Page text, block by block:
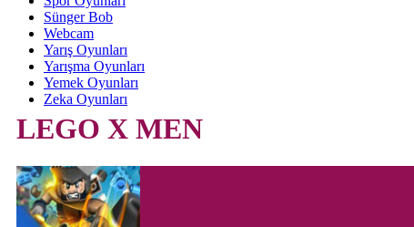
Sünger Bob
Webcam
Yarış Oyunları
Yarışma Oyunları
Yemek Oyunları
Zeka Oyunları
LEGO X MEN